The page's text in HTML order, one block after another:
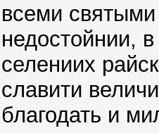
всеми
недостойнии, в
селениих
славити
благодать и